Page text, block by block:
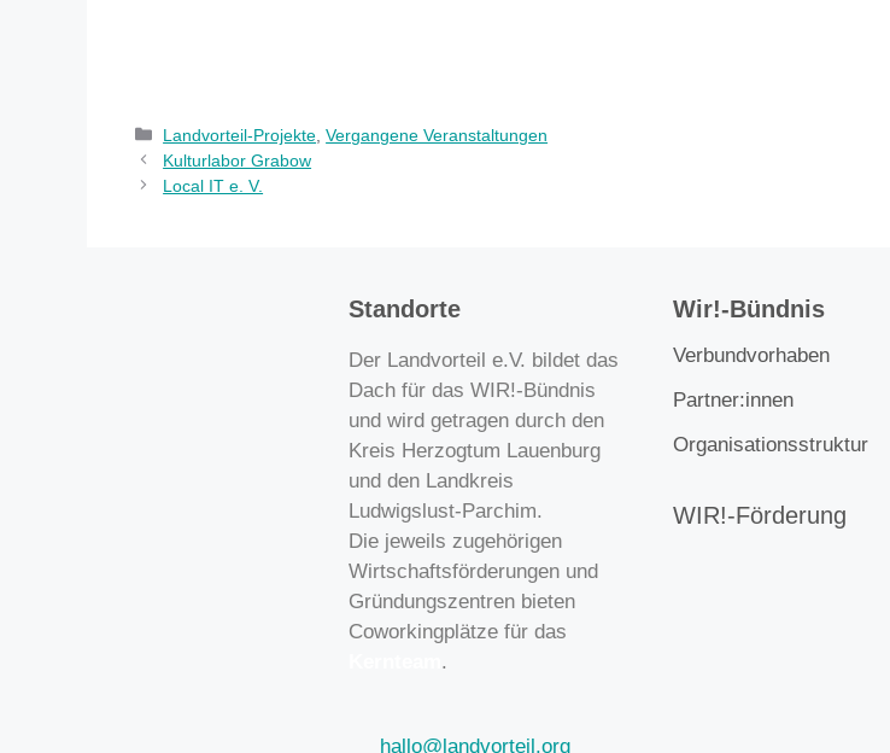
Landvorteil-Projekte ,Vergangene Veranstaltungen
Kulturlabor Grabow
Local IT e. V.
Standorte
Der Landvorteil e.V. bildet das
Dach für das WIR!-Bündnis
und wird getragen durch den
Kreis Herzogtum Lauenburg
und den Landkreis
Ludwigslust-Parchim.
Die jeweils zugehörigen
Wirtschaftsförderungen und
Gründungszentren bieten
Coworkingplätze für das
.
hallo@landvorteil.org
Wir!-Bündnis
Verbundvorhaben
Partner:innen
Organisationsstruktur
WIR!-Förderung